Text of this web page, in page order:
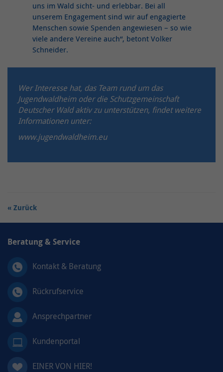
uns im Wald sicht- und erlebbar. Bei all
unserem Engagement sind wir auf engagierte
Menschen sowie Spenden angewiesen – so wie
viele andere Vereine auch“, betont Volker
Schneider.
Wer Interesse hat, das Team rund um das
Jugendwaldheim oder die Schutzgemeinschaft
Deutscher Wald aktiv zu unterstützen, findet weitere
Informationen unter:
www.jugendwaldheim.eu
Zurück
Beratung & Service
Kontakt & Beratung
Rückrufservice
Ansprechpartner
Kundenportal
EINER VON HIER!